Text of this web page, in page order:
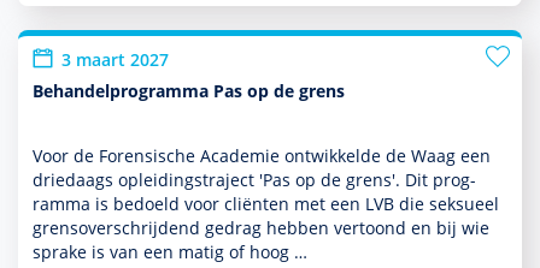
3 maart 2027
Behandelprogramma Pas op de grens
Voor de Forensische Academie ontwik­kelde de Waag een
driedaags opleidingstraject 'Pas op de grens'. Dit prog­
ram­ma is bedoeld voor cliënten met een LVB die seksueel
grensoverschrijdend gedrag hebben vertoond en bij wie
sprake is van een matig of hoog …